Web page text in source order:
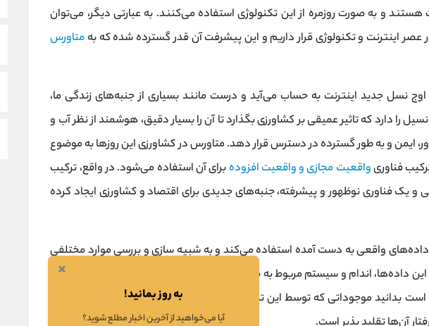
هستند و به صورت روزمره از این تکنولوژی استفاده می‌کنند. به عبارتی دیگر، می‌توان
اینترنت و تکنولوژی قرار داریم و این پیشرفت آن قدر گسترده شده که به متاورس
نسل جدید اینترنت به حساب می‌آید و درست مانند بسیاری از جنبه‌های زندگی ما،
را دارد که تاثیر عمیقی بر کشاورزی بگذارد تا آن را بسیار دقیق، هوشمند از نظر آب و
ایمن و به طور گسترده در دسترس قرار دهد. متاورس در کشاورزی این روزها به موضوع
فناوریواقعیت مجازی و واقعیت افزودهبرای آن استفاده می‌شود. در واقع، ترکیب
یک فناوری نوظهور و پیشرفته، جنبه‌های جدیدی برای اقتصاد و کشاورزی ایجاد کرده
داده‌های واقعی به دست آمده استفاده می‌کند و به شبیه سازی و بررسی موارد مختلفی
این داده‌ها، اندام و سیستم مربوط به محصولات گیاهی و حیوانات شبیه سازی می‌شود.
است بدانید موجوداتی که توسط این تکنولوژی ساخته می‌شوند بسیار شبیه به حیوانات
×
به روز بمانید!
آیا می‌خواهید از آخرین اخبار مطلع شوید؟